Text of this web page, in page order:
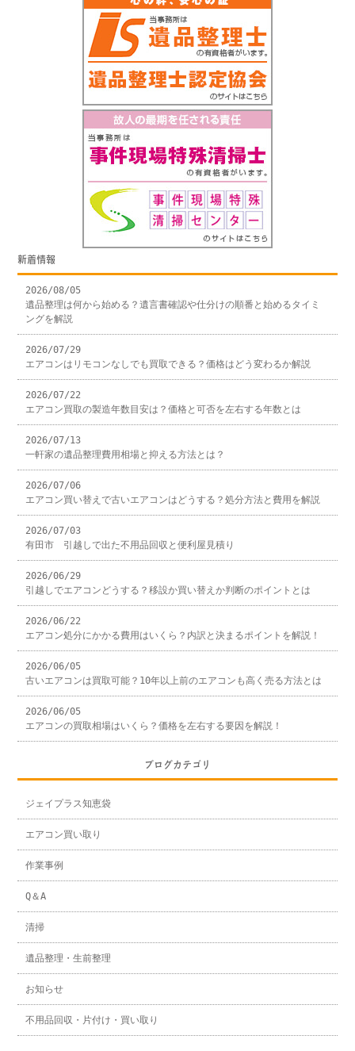
新着情報
2026/08/05
遺品整理は何から始める？遺言書確認や仕分けの順番と始めるタイミ
ングを解説
2026/07/29
エアコンはリモコンなしでも買取できる？価格はどう変わるか解説
2026/07/22
エアコン買取の製造年数目安は？価格と可否を左右する年数とは
2026/07/13
一軒家の遺品整理費用相場と抑える方法とは？
2026/07/06
エアコン買い替えで古いエアコンはどうする？処分方法と費用を解説
2026/07/03
有田市 引越しで出た不用品回収と便利屋見積り
2026/06/29
引越しでエアコンどうする？移設か買い替えか判断のポイントとは
2026/06/22
エアコン処分にかかる費用はいくら？内訳と決まるポイントを解説！
2026/06/05
古いエアコンは買取可能？10年以上前のエアコンも高く売る方法とは
2026/06/05
エアコンの買取相場はいくら？価格を左右する要因を解説！
ブログカテゴリ
ジェイプラス知恵袋
エアコン買い取り
作業事例
Q＆A
清掃
遺品整理・生前整理
お知らせ
不用品回収・片付け・買い取り